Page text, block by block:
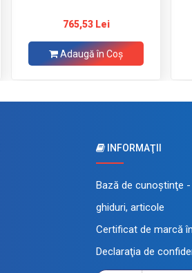
765,53 Lei
Adaugă în Coş
INFORMAŢII
Bază de cunoştinţe
ghiduri, articole
Certificat de marcă
Declaraţia de